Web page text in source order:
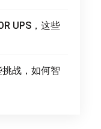
UPS，这些
挑战，如何智